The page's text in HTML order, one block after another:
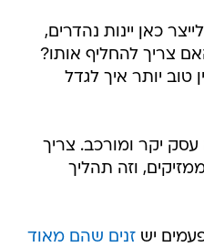
כאן יינות נהדרים,
צריך להחליף אותו?
טוב יותר איך לגדל
יקר ומורכב. צריך
וזה תהליך
ישזנים שהם מאוד